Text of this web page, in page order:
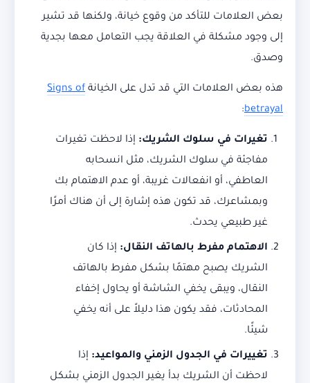
بعض العلامات للتأكد من وقوع خيانة، ولكنها قد تشير
إلى وجود مشكلة في العلاقة يجب التعامل معها بجدية
وصدق.
هذه بعض العلامات التي قد تدل على الخيانة Signs of
betrayal
:
تغيرات في سلوك الشريك: إذا لاحظت تغيرات
مفاجئة في سلوك الشريك، مثل انسحابه
العاطفي، أو انفعالات غريبة، أو عدم الاهتمام بك
وبمشاعرك، قد تكون هذه إشارة إلى أن هناك أمرًا
غير طبيعي يحدث.
الاهتمام مفرط بالهاتف النقال: إذا كان
الشريك يصبح مهتمًا بشكل مفرط بالهاتف
النقال، ويبقى يخفي الشاشة أو يحاول إخفاء
المحادثات، فقد يكون هذا دليلاً على أنه يخفي
شيئًا.
تغييرات في الجدول الزمني والمواعيد: إذا
لاحظت أن الشريك بدأ يغير الجدول الزمني بشكل